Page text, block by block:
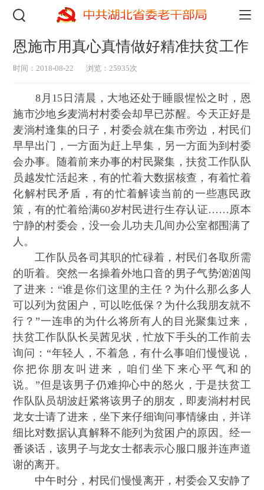
恩施市用真心真情做好精准扶贫工作
时间：2018-08-22 浏览：25935次
8月15日清晨，大地还处于睡眼惺忪之时，恩
施市沙地乡麦淌村村委会却早已苏醒。今天正好是
麦淌村逢集的日子，村委会就在集市旁边，村民们
早早出门，一方面为赶上早集，另一方面为到村委
会办事。随着前来办事的村民聚集，扶贫工作队队
员越发忙活起来，有的忙着大数据核查，有着忙着
化解村民矛盾，有的忙着解读当前的一些惠民政
策，有的忙着给满60岁村民进行生存认证……原本
宁静的村委会，没一会儿功夫几间办公室都围满了
人。
工作队员各司其职的忙碌着，村民们各取所需
的听着。突然一名操着外地口音的男子气势汹汹闯
了进来：“谁是你们这里的主任？为什么那么多人
可以列为贫困户，可以吃低保？为什么我朋友就不
行？”一连串的为什么将所有人的目光聚集过来，
扶贫工作队队长吴茜见状，忙放下手头的工作前去
询问：“年轻人，不着急，有什么事咱们慢慢说，
你把你朋友叫进来，咱们坐下来心平气和的
说。”但是该男子仍难抑心中的怒火，于是扶贫工
作队队员胡波赶紧将该男子的朋友，即麦淌村村民
龙女士请了进来，坐下来仔细询问事情缘由，并详
细比对数据认真解释不能列为贫困户的原因。经一
番谈话，该男子与龙女士都表示心服口服并连声道
谢的离开。
中午时分，村民们慢慢离开，村委会又安静了